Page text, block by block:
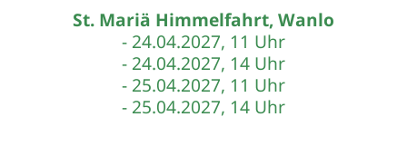
St. Mariä Himmelfahrt, Wanlo
- 24.04.2027, 11 Uhr
- 24.04.2027, 14 Uhr
- 25.04.2027, 11 Uhr
- 25.04.2027, 14 Uhr